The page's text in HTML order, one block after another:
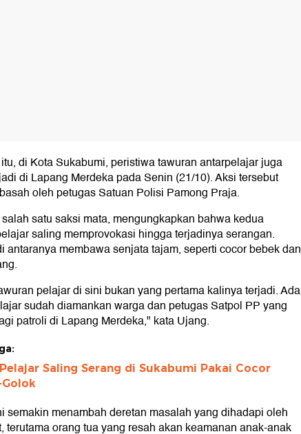
di Kota Sukabumi, peristiwa tawuran antarpelajar juga
di Lapang Merdeka pada Senin (21/10). Aksi tersebut
oleh petugas Satuan Polisi Pamong Praja.
satu saksi mata, mengungkapkan bahwa kedua
saling memprovokasi hingga terjadinya serangan.
antaranya membawa senjata tajam, seperti cocor bebek dan
pelajar di sini bukan yang pertama kalinya terjadi. Ada
sudah diamankan warga dan petugas Satpol PP yang
patroli di Lapang Merdeka," kata Ujang.
Saling Serang di Sukabumi Pakai Cocor
Golok
semakin menambah deretan masalah yang dihadapi oleh
terutama orang tua yang resah akan keamanan anak-anak